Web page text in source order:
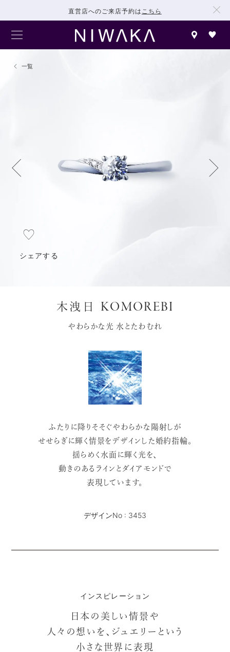
直営店へのご来店予約は こちら
一覧
シェアする
木洩日 KOMOREBI
やわらかな光 水とたわむれ
ふたりに降りそそぐやわらかな陽射しが
せせらぎに輝く情景をデザインした婚約指輪。
揺らめく水面に輝く光を、
動きのあるラインとダイアモンドで
表現しています。
デザインNo : 3453
インスピレーション
日本の美しい情景や
人々の想いを、ジュエリーという
小さな世界に表現